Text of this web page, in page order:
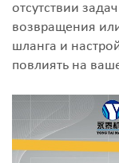
отсутствии
возвращения
шланга и
повлиять на